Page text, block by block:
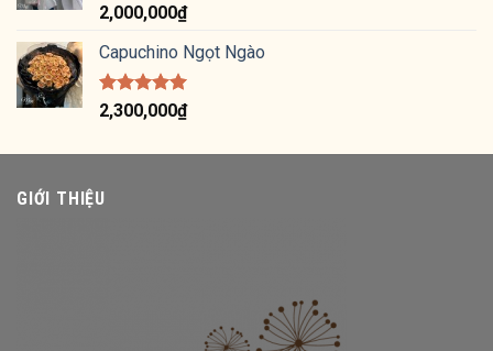
Được xếp
hạng 5.00
5 sao
2,000,000₫
Capuchino Ngọt Ngào
Được xếp
hạng 5.00
2,300,000₫
GIỚI THIỆU